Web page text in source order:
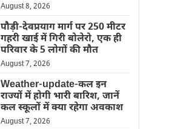
August 8, 2026
पौड़ी-देवप्रयाग मार्ग पर 250 मीटर
गहरी खाई में गिरी बोलेरो, एक ही
परिवार के 5 लोगों की मौत
August 7, 2026
Weather-update-कल इन
राज्यों में होगी भारी बारिश, जानें
कल स्कूलों में क्या रहेगा अवकाश
August 7, 2026